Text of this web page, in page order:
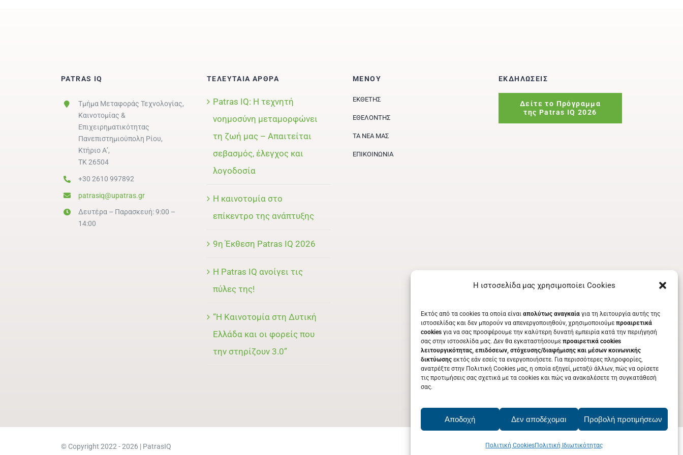
Η ιστοσελίδα μας χρησιμοποίει Cookies
Εκτός από τα cookies τα οποία είναι απολύτως αναγκαία για τη λειτουργία αυτής της
ιστοσελίδας και δεν μπορούν να απενεργοποιηθούν, χρησιμοποιούμε προαιρετικά
cookies για να σας προσφέρουμε την καλύτερη δυνατή εμπειρία κατά την περιήγησή
σας στην ιστοσελίδα μας. Δεν θα εγκαταστήσουμε προαιρετικά cookies
λειτουργικότητας, επιδόσεων, στόχευσης/διαφήμισης και μέσων κοινωνικής
δικτύωσης εκτός εάν εσείς τα ενεργοποιήσετε. Για περισσότερες πληροφορίες,
ανατρέξτε στην Πολιτική Cookies μας, η οποία εξηγεί, μεταξύ άλλων, πώς να ορίσετε
τις προτιμήσεις σας σχετικά με τα cookies και πώς να ανακαλέσετε τη συγκατάθεσή
σας.
Αποδοχή Δεν αποδέχομαι Προβολή προτιμήσεων
Πολιτική CookiesΠολιτική Ιδιωτικότητας
PATRAS IQ
Τμήμα Μεταφοράς Τεχνολογίας,
Καινοτομίας &
Επιχειρηματικότητας
Πανεπιστημιούπολη Ρίου,
Κτήριο Α’,
ΤΚ 26504
+30 2610 997892
patrasiq@upatras.gr
Δευτέρα – Παρασκευή: 9:00 –
14:00
ΤΕΛΕΥΤΑΙΑ ΑΡΘΡΑ
Patras IQ: Η τεχνητή
νοημοσύνη μεταμορφώνει
τη ζωή μας – Απαιτείται
σεβασμός, έλεγχος και
λογοδοσία
Η καινοτομία στο
επίκεντρο της ανάπτυξης
9η Έκθεση Patras IQ 2026
Η Patras IQ ανοίγει τις
πύλες της!
“Η Καινοτομία στη Δυτική
Ελλάδα και οι φορείς που
την στηρίζουν 3.0”
ΜΕΝΟΥ
ΕΚΘΈΤΗΣ
ΕΘΕΛΟΝΤΉΣ
ΤΑ ΝΈΑ ΜΑΣ
ΕΠΙΚΟΙΝΩΝΊΑ
ΕΚΔΗΛΩΣΕΙΣ
Δείτε το Πρόγραμμα
της Patras IQ 2026
© Copyright 2022 - 2026 | PatrasIQ